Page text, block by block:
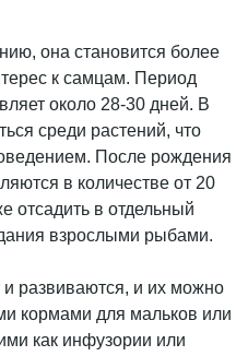
она становится более
к самцам. Период
около 28-30 дней. В
среди растений, что
После рождения
в количестве от 20
отсадить в отдельный
взрослыми рыбами.
развиваются, и их можно
кормами для мальков или
как инфузории или